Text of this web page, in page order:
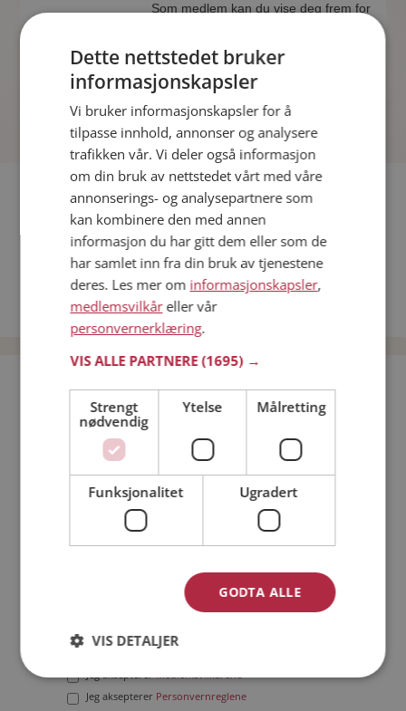
Som medlem kan du vise deg frem for
som synes du er interessant.
Online nå!
Fler single
Flere singlekvinner fra Ringebu: Inger R,Birgit,Camilla H
Menn fra Ringebu
Date kvinner i Norge
Date menn i Norge
Bli medlem gratis!
Jeg er en: Mann Kvinne
Min alder:
Jeg akseptererMedlemsvilkårene
Jeg aksepterer Personvernreglene
Dette nettstedet bruker
informasjonskapsler
Vi bruker informasjonskapsler for å
tilpasse innhold, annonser og analysere
trafikken vår. Vi deler også informasjon
om din bruk av nettstedet vårt med våre
annonserings- og analysepartnere som
kan kombinere den med annen
informasjon du har gitt dem eller som de
har samlet inn fra din bruk av tjenestene
deres. Les mer om informasjonskapsler,
medlemsvilkåreller vår
personvernerklæring.
VIS ALLE PARTNERE(1695) →
Strengt
nødvendig
Ytelse Målretting
Funksjonalitet Ugradert
GODTA ALLE
VIS DETALJER